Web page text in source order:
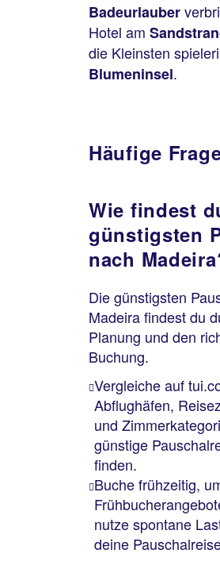
Badeurlauber
Hotel am
die Kleinsten
Blumeninsel.
Häufige
Wie findest
günstigsten
nach
Die günstigsten
Madeira findest du
Planung und den
Buchung.
Vergleiche auf
Abflughäfen,
und
günstige
finden.
Buche frühzeitig,
nutze spontane
deine